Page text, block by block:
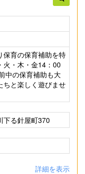
保育の保育補助を特
火・木・金14：00
中の保育補助も大
ちと楽しく遊びませ
下る針屋町370
詳細を表示